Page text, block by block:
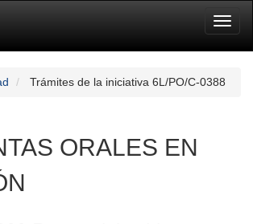
Trámites de la iniciativa 6L/PO/C-0388
ORALES EN